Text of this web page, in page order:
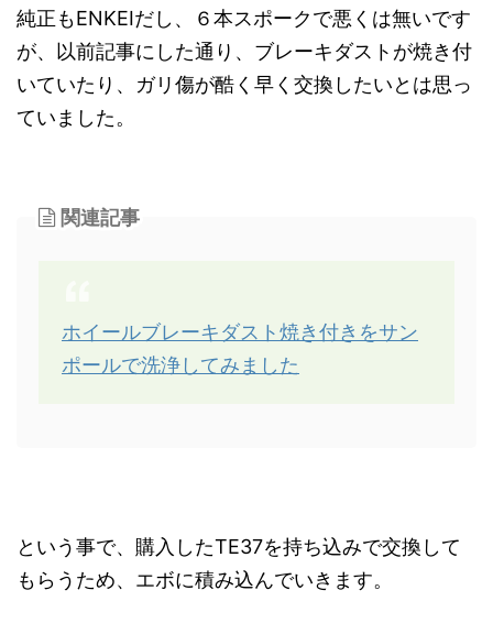
純正もENKEIだし、６本スポークで悪くは無いです
が、以前記事にした通り、ブレーキダストが焼き付
いていたり、ガリ傷が酷く早く交換したいとは思っ
ていました。
関連記事
ホイールブレーキダスト焼き付きをサン
ポールで洗浄してみました
という事で、購入したTE37を持ち込みで交換して
もらうため、エボに積み込んでいきます。